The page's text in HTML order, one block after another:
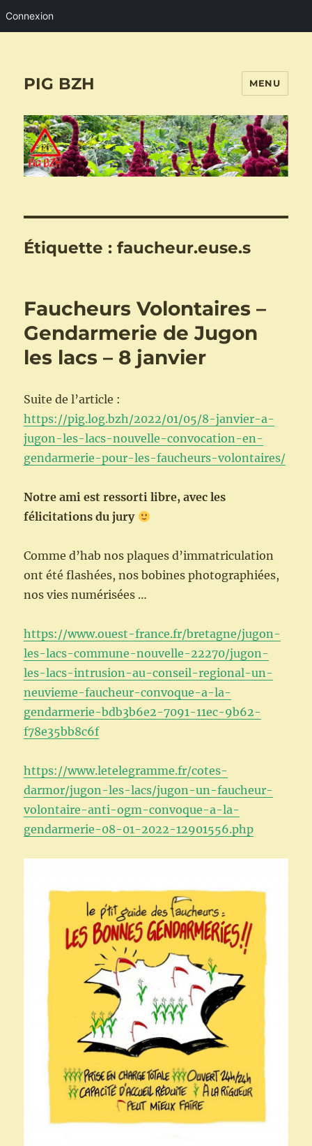
Connexion
PIG BZH MENU
Étiquette :faucheur.euse.s
Faucheurs Volontaires –
Gendarmerie de Jugon
les lacs – 8 janvier
Suite de l’article :
https://pig.log.bzh/2022/01/05/8-janvier-a-
jugon-les-lacs-nouvelle-convocation-en-
gendarmerie-pour-les-faucheurs-volontaires/
Notre ami est ressorti libre, avec les
félicitations du jury
Comme d’hab nos plaques d’immatriculation
ont été flashées, nos bobines photographiées,
nos vies numérisées …
https://www.ouest-france.fr/bretagne/jugon-
les-lacs-commune-nouvelle-22270/jugon-
les-lacs-intrusion-au-conseil-regional-un-
neuvieme-faucheur-convoque-a-la-
gendarmerie-bdb3b6e2-7091-11ec-9b62-
f78e35bb8c6f
https://www.letelegramme.fr/cotes-
darmor/jugon-les-lacs/jugon-un-faucheur-
volontaire-anti-ogm-convoque-a-la-
gendarmerie-08-01-2022-12901556.php